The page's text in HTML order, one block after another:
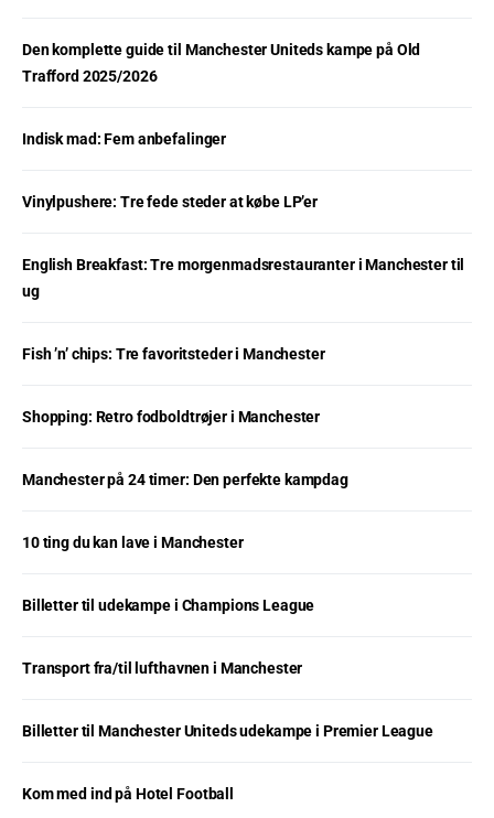
Den komplette guide til Manchester Uniteds kampe på Old
Trafford 2025/2026
Indisk mad: Fem anbefalinger
Vinylpushere: Tre fede steder at købe LP’er
English Breakfast: Tre morgenmadsrestauranter i Manchester til
ug
Fish ’n’ chips: Tre favoritsteder i Manchester
Shopping: Retro fodboldtrøjer i Manchester
Manchester på 24 timer: Den perfekte kampdag
10 ting du kan lave i Manchester
Billetter til udekampe i Champions League
Transport fra/til lufthavnen i Manchester
Billetter til Manchester Uniteds udekampe i Premier League
Kom med ind på Hotel Football